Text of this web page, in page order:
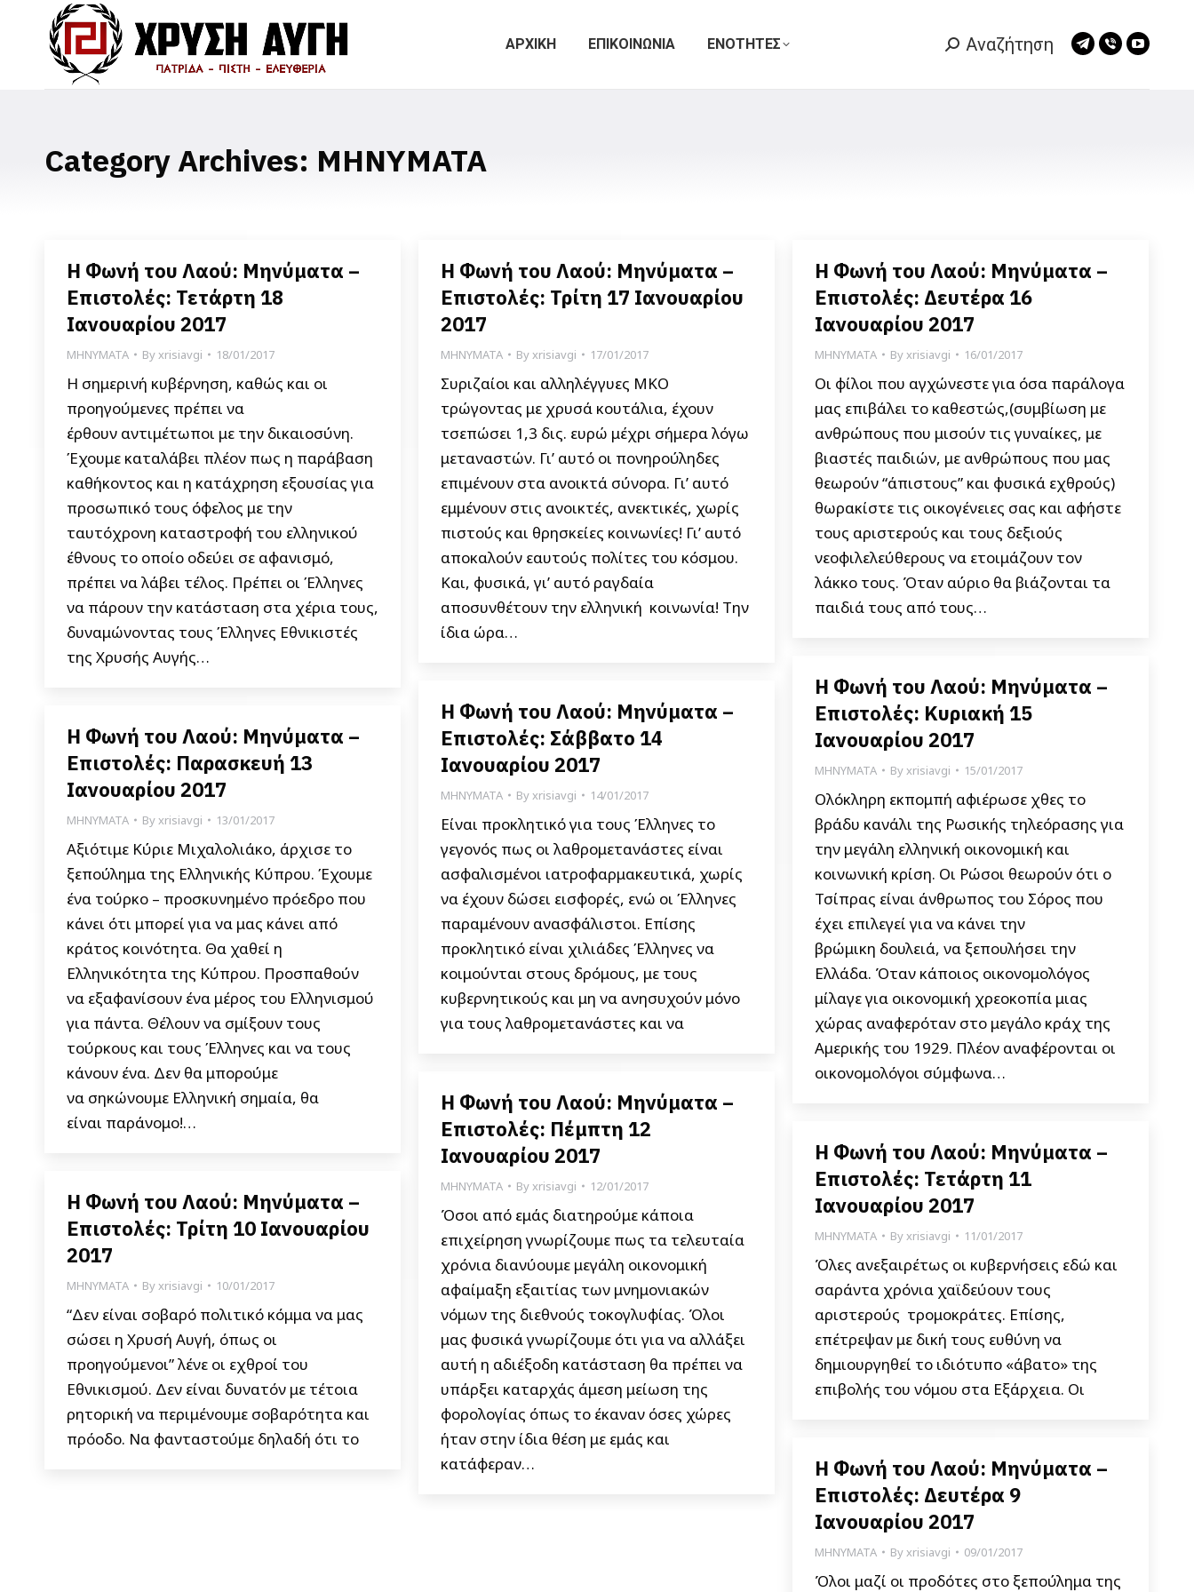
ΑΡΧΙΚΗ ΕΠΙΚΟΙΝΩΝΙΑ ΕΝΟΤΗΤΕΣ Search:
Αναζήτηση
Telegram
Viber
Category Archives: ΜΗΝΥΜΑΤΑ
Η Φωνή του Λαού: Μηνύματα –
Επιστολές: Τετάρτη 18
Ιανουαρίου 2017
ΜΗΝΥΜΑΤΑ Byxrisiavgi 18/01/2017
Η σημερινή κυβέρνηση, καθώς και οι
προηγούμενες πρέπει να
έρθουν αντιμέτωποι με την δικαιοσύνη.
Έχουμε καταλάβει πλέον πως η παράβαση
καθήκοντος και η κατάχρηση εξουσίας για
προσωπικό τους όφελος με την
ταυτόχρονη καταστροφή του ελληνικού
έθνους το οποίο οδεύει σε αφανισμό,
πρέπει να λάβει τέλος. Πρέπει οι Έλληνες
να πάρουν την κατάσταση στα χέρια τους,
δυναμώνοντας τους Έλληνες Εθνικιστές
της Χρυσής Αυγής…
Η Φωνή του Λαού: Μηνύματα –
Επιστολές: Τρίτη 17 Ιανουαρίου
2017
ΜΗΝΥΜΑΤΑ Byxrisiavgi 17/01/2017
Συριζαίοι και αλληλέγγυες ΜΚΟ
τρώγοντας με χρυσά κουτάλια, έχουν
τσεπώσει 1,3 δις. ευρώ μέχρι σήμερα λόγω
μεταναστών. Γι’ αυτό οι πονηρούληδες
επιμένουν στα ανοικτά σύνορα. Γι’ αυτό
εμμένουν στις ανοικτές, ανεκτικές, χωρίς
πιστούς και θρησκείες κοινωνίες! Γι’ αυτό
αποκαλούν εαυτούς πολίτες του κόσμου.
Και, φυσικά, γι’ αυτό ραγδαία
αποσυνθέτουν την ελληνική κοινωνία! Την
ίδια ώρα…
Η Φωνή του Λαού: Μηνύματα –
Επιστολές: Δευτέρα 16
Ιανουαρίου 2017
ΜΗΝΥΜΑΤΑ Byxrisiavgi 16/01/2017
Οι φίλοι που αγχώνεστε για όσα παράλογα
μας επιβάλει το καθεστώς,(συμβίωση με
ανθρώπους που μισούν τις γυναίκες, με
βιαστές παιδιών, με ανθρώπους που μας
θεωρούν “άπιστους” και φυσικά εχθρούς)
θωρακίστε τις οικογένειες σας και αφήστε
τους αριστερούς και τους δεξιούς
νεοφιλελεύθερους να ετοιμάζουν τον
λάκκο τους. Όταν αύριο θα βιάζονται τα
παιδιά τους από τους…
Η Φωνή του Λαού: Μηνύματα –
Επιστολές: Κυριακή 15
Ιανουαρίου 2017
ΜΗΝΥΜΑΤΑ Byxrisiavgi 15/01/2017
Ολόκληρη εκπομπή αφιέρωσε χθες το
βράδυ κανάλι της Ρωσικής τηλεόρασης για
την μεγάλη ελληνική οικονομική και
κοινωνική κρίση. Οι Ρώσοι θεωρούν ότι ο
Τσίπρας είναι άνθρωπος του Σόρος που
έχει επιλεγεί για να κάνει την
βρώμικη δουλειά, να ξεπουλήσει την
Ελλάδα. Όταν κάποιος οικονομολόγος
μίλαγε για οικονομική χρεοκοπία μιας
χώρας αναφερόταν στο μεγάλο κράχ της
Αμερικής του 1929. Πλέον αναφέρονται οι
οικονομολόγοι σύμφωνα…
Η Φωνή του Λαού: Μηνύματα –
Επιστολές: Σάββατο 14
Ιανουαρίου 2017
ΜΗΝΥΜΑΤΑ Byxrisiavgi 14/01/2017
Είναι προκλητικό για τους Έλληνες το
γεγονός πως οι λαθρομετανάστες είναι
ασφαλισμένοι ιατροφαρμακευτικά, χωρίς
να έχουν δώσει εισφορές, ενώ οι Έλληνες
παραμένουν ανασφάλιστοι. Επίσης
προκλητικό είναι χιλιάδες Έλληνες να
κοιμούνται στους δρόμους, με τους
κυβερνητικούς και μη να ανησυχούν μόνο
για τους λαθρομετανάστες και να
Η Φωνή του Λαού: Μηνύματα –
Επιστολές: Παρασκευή 13
Ιανουαρίου 2017
ΜΗΝΥΜΑΤΑ Byxrisiavgi 13/01/2017
Αξιότιμε Κύριε Μιχαλολιάκο, άρχισε το
ξεπούλημα της Ελληνικής Κύπρου. Έχουμε
ένα τούρκο – προσκυνημένο πρόεδρο που
κάνει ότι μπορεί για να μας κάνει από
κράτος κοινότητα. Θα χαθεί η
Ελληνικότητα της Κύπρου. Προσπαθούν
να εξαφανίσουν ένα μέρος του Ελληνισμού
για πάντα. Θέλουν να σμίξουν τους
τούρκους και τους Έλληνες και να τους
κάνουν ένα. Δεν θα μπορούμε
να σηκώνουμε Ελληνική σημαία, θα
είναι παράνομο!…
Η Φωνή του Λαού: Μηνύματα –
Επιστολές: Πέμπτη 12
Ιανουαρίου 2017
ΜΗΝΥΜΑΤΑ Byxrisiavgi 12/01/2017
Όσοι από εμάς διατηρούμε κάποια
επιχείρηση γνωρίζουμε πως τα τελευταία
χρόνια διανύουμε μεγάλη οικονομική
αφαίμαξη εξαιτίας των μνημονιακών
νόμων της διεθνούς τοκογλυφίας. Όλοι
μας φυσικά γνωρίζουμε ότι για να αλλάξει
αυτή η αδιέξοδη κατάσταση θα πρέπει να
υπάρξει καταρχάς άμεση μείωση της
φορολογίας όπως το έκαναν όσες χώρες
ήταν στην ίδια θέση με εμάς και
κατάφεραν…
Η Φωνή του Λαού: Μηνύματα –
Επιστολές: Τετάρτη 11
Ιανουαρίου 2017
ΜΗΝΥΜΑΤΑ Byxrisiavgi 11/01/2017
Όλες ανεξαιρέτως οι κυβερνήσεις εδώ και
σαράντα χρόνια χαϊδεύουν τους
αριστερούς τρομοκράτες. Επίσης,
επέτρεψαν με δική τους ευθύνη να
δημιουργηθεί το ιδιότυπο «άβατο» της
επιβολής του νόμου στα Εξάρχεια. Οι
Η Φωνή του Λαού: Μηνύματα –
Επιστολές: Τρίτη 10 Ιανουαρίου
2017
ΜΗΝΥΜΑΤΑ Byxrisiavgi 10/01/2017
“Δεν είναι σοβαρό πολιτικό κόμμα να μας
σώσει η Χρυσή Αυγή, όπως οι
προηγούμενοι” λένε οι εχθροί του
Εθνικισμού. Δεν είναι δυνατόν με τέτοια
ρητορική να περιμένουμε σοβαρότητα και
πρόοδο. Να φανταστούμε δηλαδή ότι το
Η Φωνή του Λαού: Μηνύματα –
Επιστολές: Δευτέρα 9
Ιανουαρίου 2017
ΜΗΝΥΜΑΤΑ Byxrisiavgi 09/01/2017
Όλοι μαζί οι προδότες στο ξεπούλημα της